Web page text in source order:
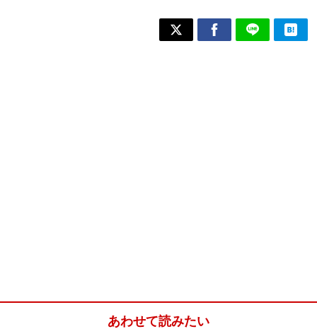
あわせて読みたい